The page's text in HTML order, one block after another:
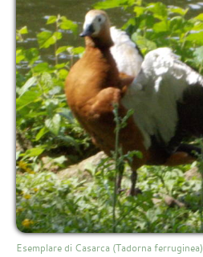
Esemplare di Casarca (Tadorna ferruginea)